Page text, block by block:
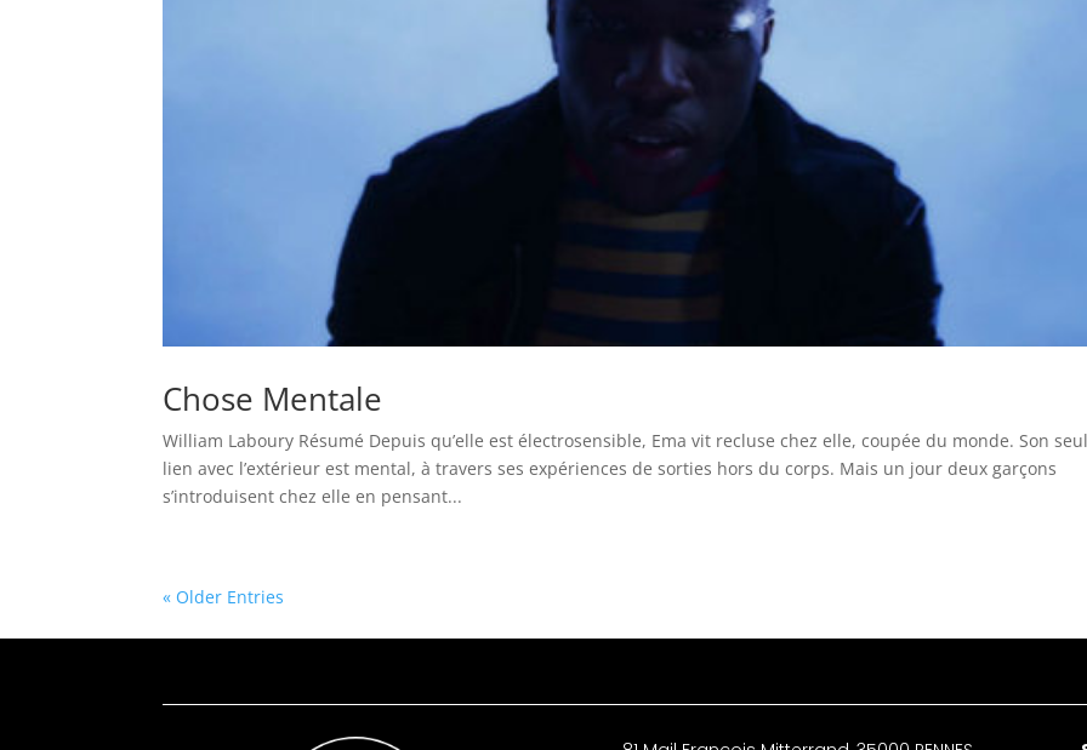
Chose Mentale
William Laboury Résumé Depuis qu’elle est électrosensible, Ema vit recluse chez elle, coupée du monde. Son
lien avec l’extérieur est mental, à travers ses expériences de sorties hors du corps. Mais un jour deux garçons
s’introduisent chez elle en pensant...
« Older Entries